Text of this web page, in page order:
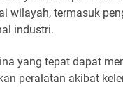
wilayah, termasuk
industri.
yang tepat dapat
peralatan akibat